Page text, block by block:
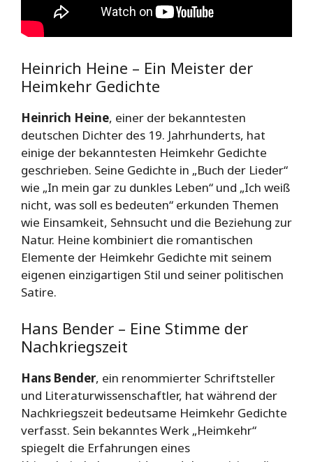
Heinrich Heine – Ein Meister der
Heimkehr Gedichte
Heinrich Heine, einer der bekanntesten
deutschen Dichter des 19. Jahrhunderts, hat
einige der bekanntesten Heimkehr Gedichte
geschrieben. Seine Gedichte in „Buch der Lieder“
wie „In mein gar zu dunkles Leben“ und „Ich weiß
nicht, was soll es bedeuten“ erkunden Themen
wie Einsamkeit, Sehnsucht und die Beziehung zur
Natur. Heine kombiniert die romantischen
Elemente der Heimkehr Gedichte mit seinem
eigenen einzigartigen Stil und seiner politischen
Satire.
Hans Bender – Eine Stimme der
Nachkriegszeit
Hans Bender, ein renommierter Schriftsteller
und Literaturwissenschaftler, hat während der
Nachkriegszeit bedeutsame Heimkehr Gedichte
verfasst. Sein bekanntes Werk „Heimkehr“
spiegelt die Erfahrungen eines